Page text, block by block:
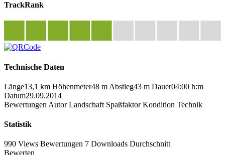
TrackRank
Technische Daten
Länge13,1 km Höhenmeter48 m Abstieg43 m Dauer04:00 h:m
Datum29.09.2014
Bewertungen Autor Landschaft Spaßfaktor Kondition Technik
Statistik
990 Views Bewertungen 7 Downloads Durchschnitt
Bewerten